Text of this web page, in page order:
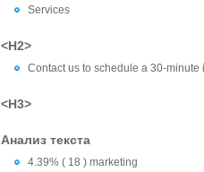
Services
<H2>
Contact us to schedule a 30-minute
<H3>
Анализ текста
4.39% ( 18 ) marketing